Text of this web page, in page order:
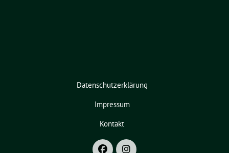
Datenschutzerklärung
Impressum
Kontakt